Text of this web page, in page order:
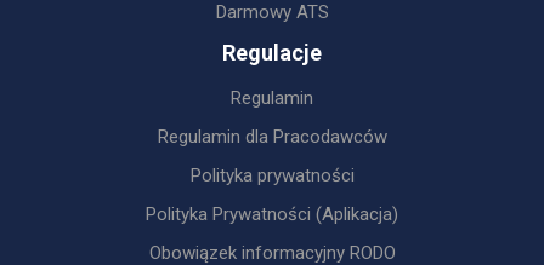
Darmowy ATS
Regulacje
Regulamin
Regulamin dla Pracodawców
Polityka prywatności
Polityka Prywatności (Aplikacja)
Obowiązek informacyjny RODO